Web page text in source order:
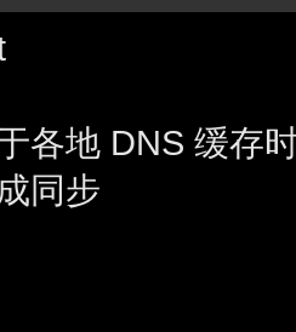
各地 DNS 缓存
同步